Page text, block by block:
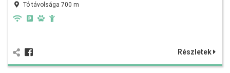
Tó távolsága 700 m
Részletek